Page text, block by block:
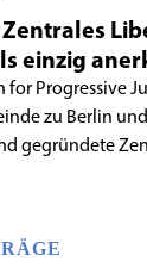
einzig
Progressive
zu Berlin
gegründete
zum 1. Juni